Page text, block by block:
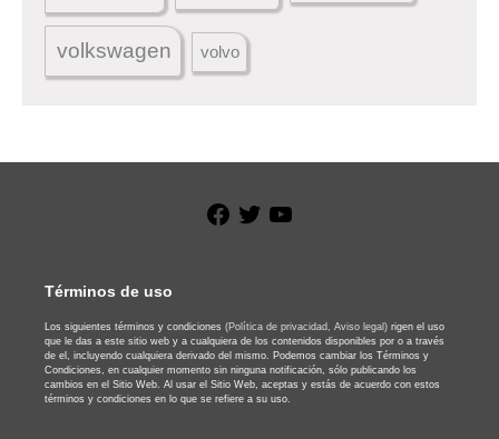
volkswagen volvo
Facebook
Twitter
Términos de uso
Los siguientes términos y condiciones (Política de privacidad, Aviso legal) rigen el uso
que le das a este sitio web y a cualquiera de los contenidos disponibles por o a través
de el, incluyendo cualquiera derivado del mismo. Podemos cambiar los Términos y
Condiciones, en cualquier momento sin ninguna notificación, sólo publicando los
cambios en el Sitio Web. Al usar el Sitio Web, aceptas y estás de acuerdo con estos
términos y condiciones en lo que se refiere a su uso.